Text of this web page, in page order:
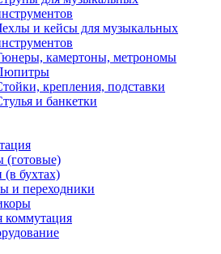
и кейсы для музыкальных
камертоны, метрономы
крепления, подставки
и банкетки
(в бухтах)
и переходники
коммутация